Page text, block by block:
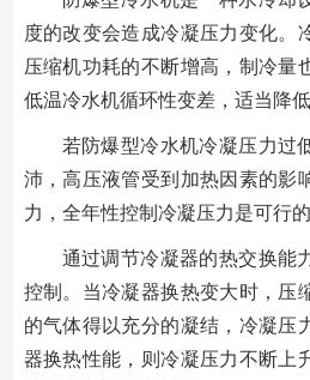
度的改变会造成冷凝压力变化。
压缩机功耗的不断增高，制冷量
低温冷水机循环性变差，适当降
若防爆型冷水机冷凝压力过
沛，高压液管受到加热因素的影
力，全年性控制冷凝压力是可行的
通过调节冷凝器的热交换能
控制。当冷凝器换热变大时，压
的气体得以充分的凝结，冷凝压
器换热性能，则冷凝压力不断上